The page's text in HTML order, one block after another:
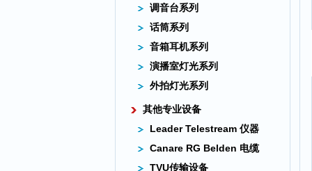
调音台系列
话筒系列
音箱耳机系列
演播室灯光系列
外拍灯光系列
其他专业设备
Leader Telestream 仪器
Canare RG Belden 电缆
TVU传输设备